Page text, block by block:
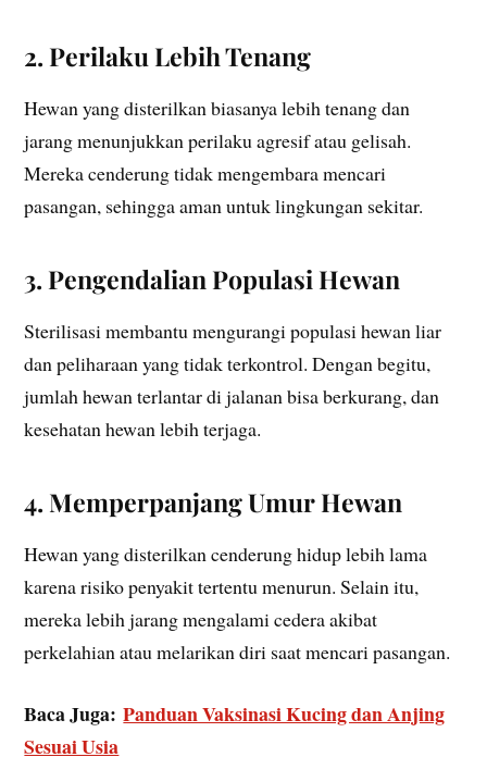
2. Perilaku Lebih Tenang
Hewan yang disterilkan biasanya lebih tenang dan
jarang menunjukkan perilaku agresif atau gelisah.
Mereka cenderung tidak mengembara mencari
pasangan, sehingga aman untuk lingkungan sekitar.
3. Pengendalian Populasi Hewan
Sterilisasi membantu mengurangi populasi hewan liar
dan peliharaan yang tidak terkontrol. Dengan begitu,
jumlah hewan terlantar di jalanan bisa berkurang, dan
kesehatan hewan lebih terjaga.
4. Memperpanjang Umur Hewan
Hewan yang disterilkan cenderung hidup lebih lama
karena risiko penyakit tertentu menurun. Selain itu,
mereka lebih jarang mengalami cedera akibat
perkelahian atau melarikan diri saat mencari pasangan.
Baca Juga:Panduan Vaksinasi Kucing dan Anjing
Sesuai Usia